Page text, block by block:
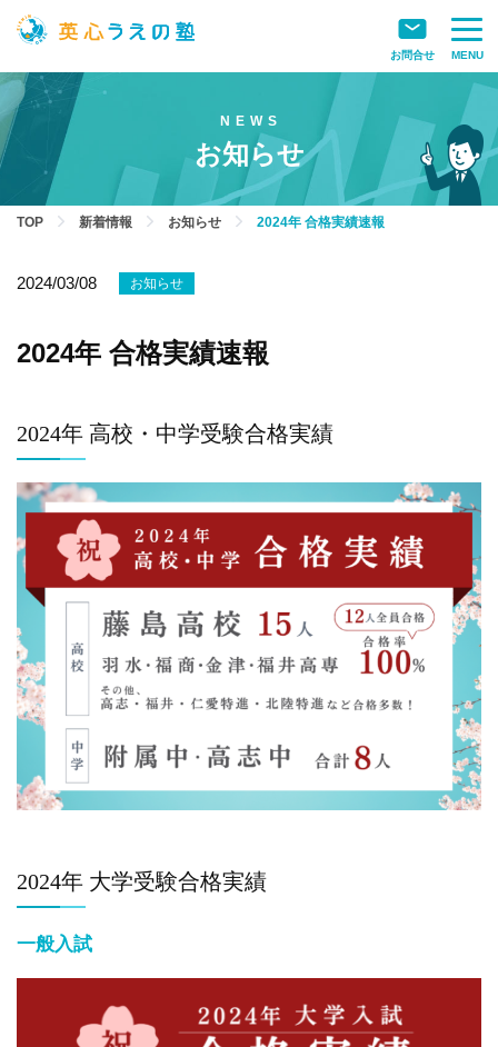
MENU
お問合せ
お知らせ
TOP 新着情報 お知らせ 2024年 合格実績速報
2024/03/08 お知らせ
2024年 合格実績速報
2024年 高校・中学受験合格実績
2024年 大学受験合格実績
一般入試